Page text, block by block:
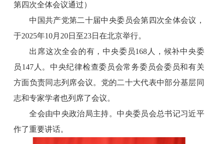
第四次全体会议通过）
中国共产党第二十届中央委员会第四次全体会议，
于2025年10月20日至23日在北京举行。
出席这次全会的有，中央委员168人，候补中央委
员147人。中央纪律检查委员会常务委员会委员和有关
方面负责同志列席会议。党的二十大代表中部分基层同
志和专家学者也列席了会议。
全会由中央政治局主持。中央委员会总书记习近平
作了重要讲话。